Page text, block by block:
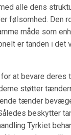
alle dens
følsomhed. Den
måde som
er tanden i det
for at bevare
støtter
tænder
beskytter
Tyrkiet